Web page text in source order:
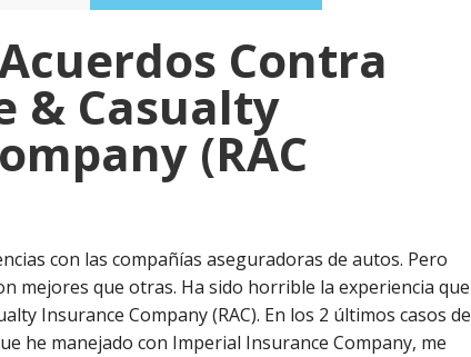
Contra
& Casualty
(RAC
con las compañías aseguradoras de autos. Pero
mejores que otras. Ha sido horrible la experiencia que
Insurance Company (RAC). En los 2 últimos casos de
he manejado con Imperial Insurance Company, me